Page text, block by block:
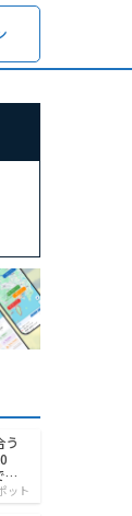
う
ワ
ット